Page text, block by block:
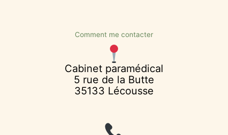
Comment me contacter
Cabinet paramédical
5 rue de la Butte
35133 Lécousse